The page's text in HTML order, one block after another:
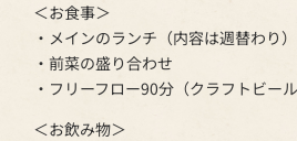
＜お食事＞
・メインのランチ（内容は週替わり）
・前菜の盛り合わせ
・フリーフロー90分（クラフトビー
＜お飲み物＞